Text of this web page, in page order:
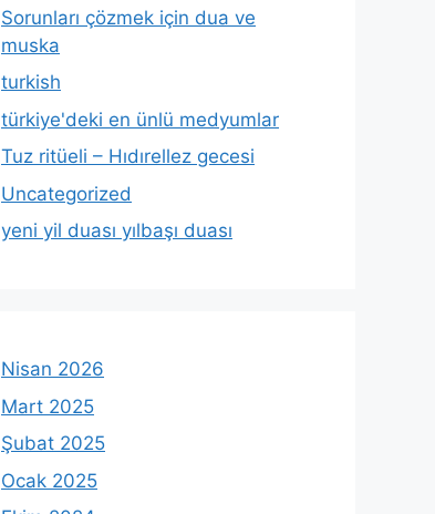
Sorunları çözmek için dua ve
muska
turkish
türkiye'deki en ünlü medyumlar
Tuz ritüeli – Hıdırellez gecesi
Uncategorized
yeni yil duası yılbaşı duası
Nisan 2026
Mart 2025
Şubat 2025
Ocak 2025